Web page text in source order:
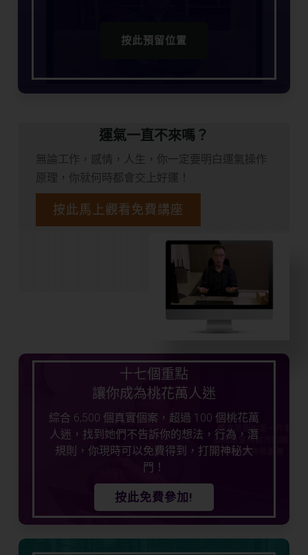
按此預留位置
運氣一直不來嗎？
無論工作，感情，人生，你一定要明白運氣操作
原理，你就何時都會交上好運！
按此馬上觀看免費講座
十七個重點
讓你成為桃花萬人迷
綜合 6,500 個真實個案，超過 100 個桃花萬
人迷，找到她們不告訴你的想法，行為，潛
規則，你現時可以免費得到，打開神秘大
門！
按此免費參加!